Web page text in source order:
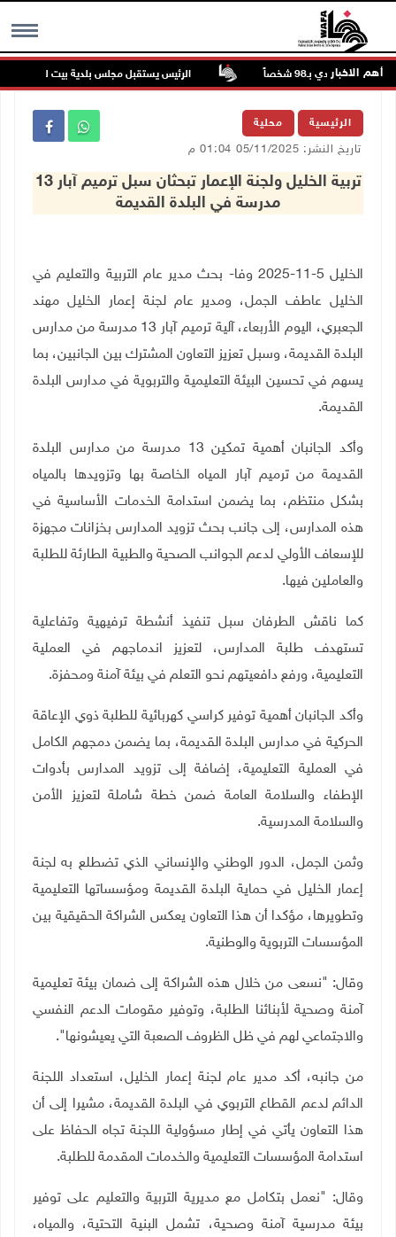
MENU أهم الاخبار
تودي بـ98 شخصاً الرئيس يستقبل مجلس بلدية بيت لحم ويؤكد
الرئيسية محلية
تاريخ النشر: 05/11/2025 01:04 م
تربية الخليل ولجنة الإعمار تبحثان سبل ترميم آبار 13
مدرسة في البلدة القديمة
الخليل 5-11-2025 وفا- بحث مدير عام التربية والتعليم في
الخليل عاطف الجمل، ومدير عام لجنة إعمار الخليل مهند
الجعبري، اليوم الأربعاء، آلية ترميم آبار 13 مدرسة من مدارس
البلدة القديمة، وسبل تعزيز التعاون المشترك بين الجانبين، بما
يسهم في تحسين البيئة التعليمية والتربوية في مدارس البلدة
القديمة.
وأكد الجانبان أهمية تمكين 13 مدرسة من مدارس البلدة
القديمة من ترميم آبار المياه الخاصة بها وتزويدها بالمياه
بشكل منتظم، بما يضمن استدامة الخدمات الأساسية في
هذه المدارس، إلى جانب بحث تزويد المدارس بخزانات مجهزة
للإسعاف الأولي لدعم الجوانب الصحية والطبية الطارئة للطلبة
والعاملين فيها.
كما ناقش الطرفان سبل تنفيذ أنشطة ترفيهية وتفاعلية
تستهدف طلبة المدارس، لتعزيز اندماجهم في العملية
التعليمية، ورفع دافعيتهم نحو التعلم في بيئة آمنة ومحفزة.
وأكد الجانبان أهمية توفير كراسي كهربائية للطلبة ذوي الإعاقة
الحركية في مدارس البلدة القديمة، بما يضمن دمجهم الكامل
في العملية التعليمية، إضافة إلى تزويد المدارس بأدوات
الإطفاء والسلامة العامة ضمن خطة شاملة لتعزيز الأمن
والسلامة المدرسية.
وثمن الجمل، الدور الوطني والإنساني الذي تضطلع به لجنة
إعمار الخليل في حماية البلدة القديمة ومؤسساتها التعليمية
وتطويرها، مؤكدا أن هذا التعاون يعكس الشراكة الحقيقية بين
المؤسسات التربوية والوطنية.
وقال: "نسعى من خلال هذه الشراكة إلى ضمان بيئة تعليمية
آمنة وصحية لأبنائنا الطلبة، وتوفير مقومات الدعم النفسي
والاجتماعي لهم في ظل الظروف الصعبة التي يعيشونها".
من جانبه، أكد مدير عام لجنة إعمار الخليل، استعداد اللجنة
الدائم لدعم القطاع التربوي في البلدة القديمة، مشيرا إلى أن
هذا التعاون يأتي في إطار مسؤولية اللجنة تجاه الحفاظ على
استدامة المؤسسات التعليمية والخدمات المقدمة للطلبة.
وقال: "نعمل بتكامل مع مديرية التربية والتعليم على توفير
بيئة مدرسية آمنة وصحية، تشمل البنية التحتية، والمياه،